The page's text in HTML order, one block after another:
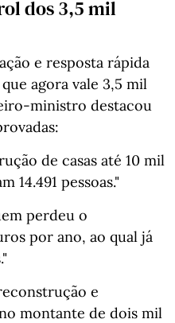
dos 3,5 mil
e resposta rápida
agora vale 3,5 mil
ministro destacou
de casas até 10 mil
14.491 pessoas."
perdeu o
por ano, ao qual já
e
montante de dois mil